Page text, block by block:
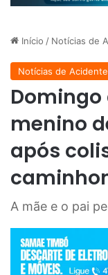
Início / Notícias de
Notícias de
menino
após
A mãe e o pai